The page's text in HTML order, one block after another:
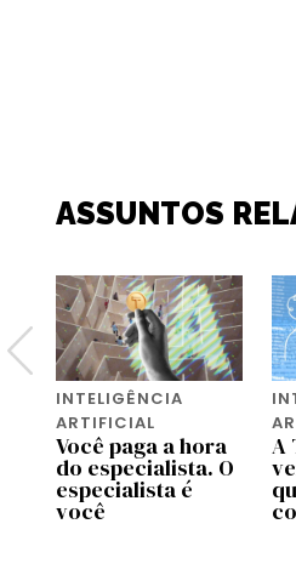
ASSUNTOS
INTELIGÊNCIA
ARTIFICIAL
Você paga a hora
do especialista. O
especialista é
você
A